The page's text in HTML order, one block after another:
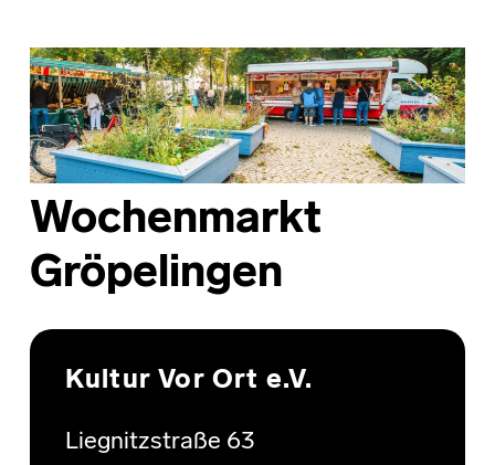
Wochenmarkt
Gröpelingen
Skip back to main navigation
Kultur Vor Ort e.V.
Liegnitzstraße 63